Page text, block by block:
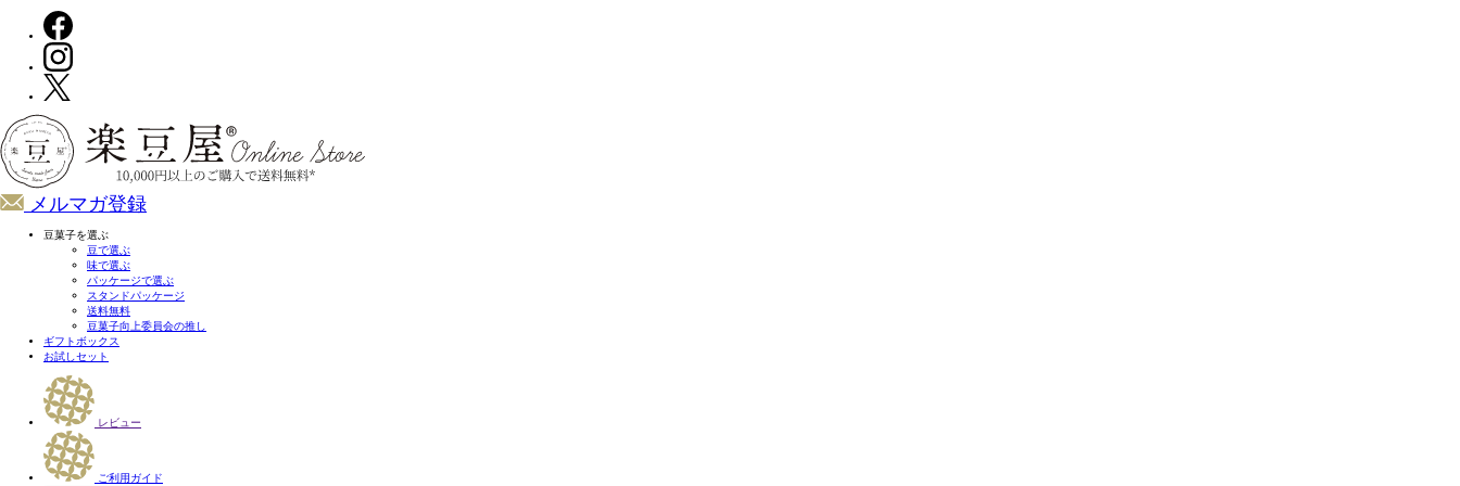
メルマガ登録
豆菓子を選ぶ
豆で選ぶ
味で選ぶ
パッケージで選ぶ
スタンドパッケージ
送料無料
豆菓子向上委員会の推し
ギフトボックス
お試しセット
レビュー
ご利用ガイド